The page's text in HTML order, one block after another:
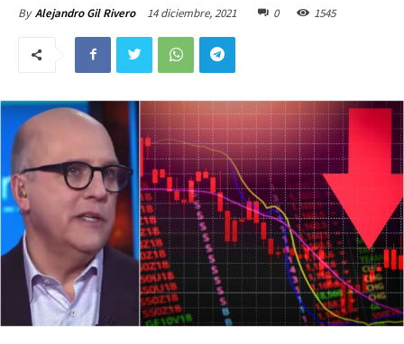
By Alejandro Gil Rivero 14 diciembre, 2021 0 1545